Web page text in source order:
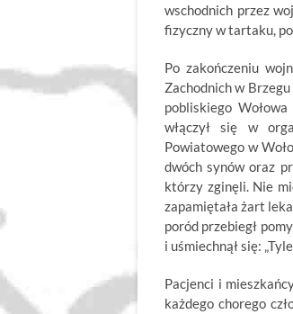
wschodnich przez
fizyczny w tartaku,
Po zakończeniu
Zachodnich w
pobliskiego
włączył się w
Powiatowego w
dwóch synów oraz
którzy zginęli. Nie
zapamiętała żart
poród przebiegł
i uśmiechnął się:
Pacjenci i
każdego chorego